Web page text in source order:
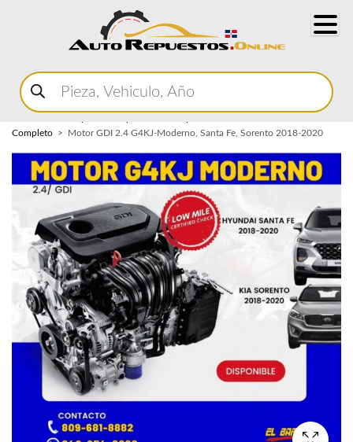
Buscar
productos
Completo
Motor GDI 2.4 G4KJ-Moderno, Santa Fe, Sorento 2018-2020